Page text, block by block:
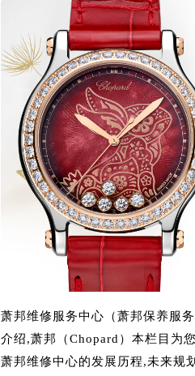
萧邦维修服务中心（萧邦保养服务
介绍,萧邦（Chopard）本栏目为您
萧邦维修中心的发展历程,未来规